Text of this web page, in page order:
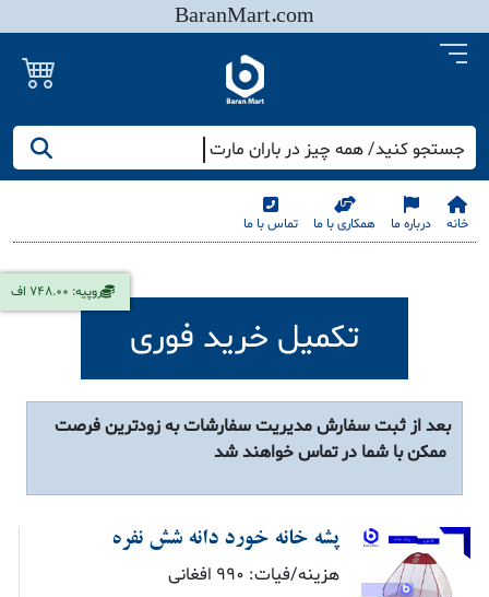
BaranMart.com
جستجو کنید/ همه چیز در باران مارت
خانه درباره ما همکاری با ما تماس با ما
روپیه: 748.00 اف
تکمیل خرید فوری
بعد از ثبت سفارش مدیریت سفارشات به زودترین فرصت
ممکن با شما در تماس خواهند شد
پشه خانه خورد دانه شش نفره
هزینه/فیات: 990 افغانی